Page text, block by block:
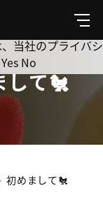
メ
ニ
ュ
して🐔
初めまして🐔
てもよろしいです
重視しています。
当社のプライバシ
Yes No